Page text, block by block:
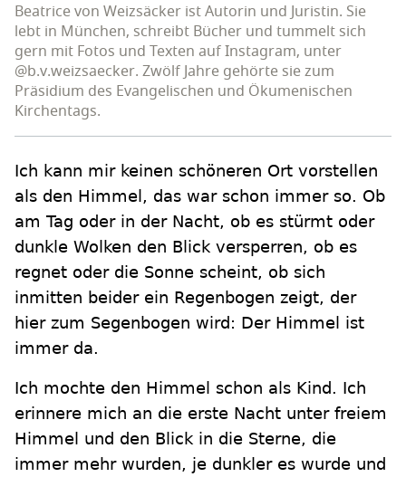
Beatrice von Weizsäcker ist Autorin und Juristin. Sie
lebt in München, schreibt Bücher und tummelt sich
gern mit Fotos und Texten auf Instagram, unter
@b.v.weizsaecker. Zwölf Jahre gehörte sie zum
Präsidium des Evangelischen und Ökumenischen
Kirchentags.
Ich kann mir keinen schöneren Ort vorstellen
als den Himmel, das war schon immer so. Ob
am Tag oder in der Nacht, ob es stürmt oder
dunkle Wolken den Blick versperren, ob es
regnet oder die Sonne scheint, ob sich
inmitten beider ein Regenbogen zeigt, der
hier zum Segenbogen wird: Der Himmel ist
immer da.
Ich mochte den Himmel schon als Kind. Ich
erinnere mich an die erste Nacht unter freiem
Himmel und den Blick in die Sterne, die
immer mehr wurden, je dunkler es wurde und